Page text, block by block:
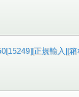
正規輸入][